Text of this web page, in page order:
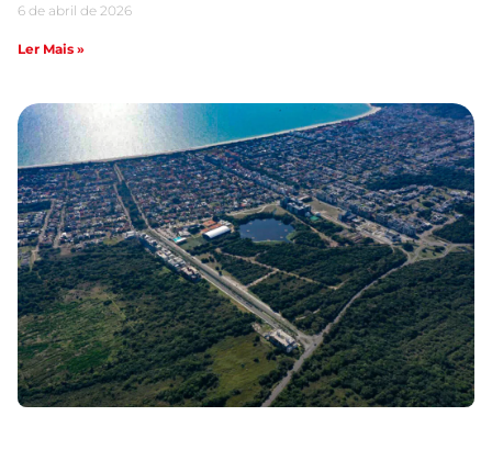
6 de abril de 2026
Ler Mais »